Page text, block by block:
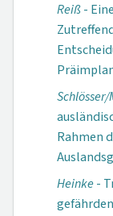
Reiß-
Rahmen
Heinke-